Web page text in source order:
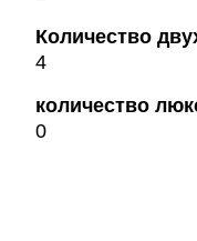
Количество
4
количество
0